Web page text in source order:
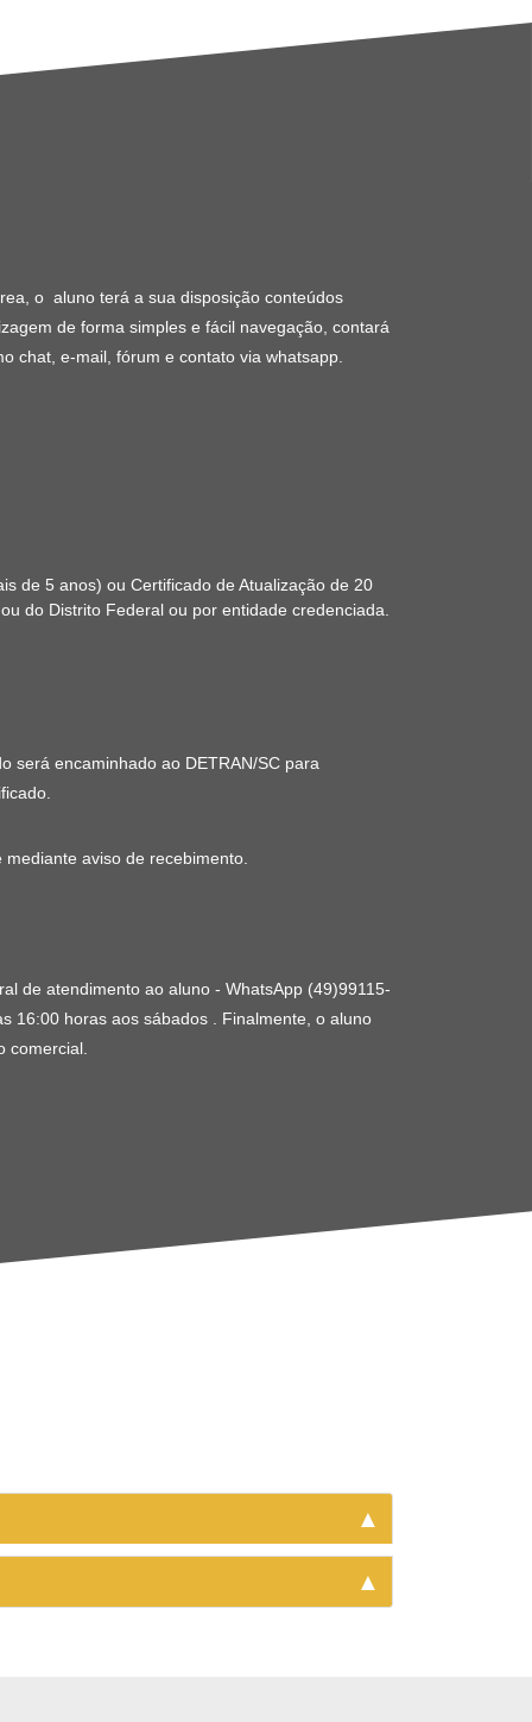
o aluno terá a sua disposição conteúdos
de forma simples e fácil navegação, contará
chat, e-mail, fórum e contato via whatsapp.
de 5 anos) ou Certificado de Atualização de 20
do Distrito Federal ou por entidade credenciada.
será encaminhado ao DETRAN/SC para
aviso de recebimento.
de atendimento ao aluno - WhatsApp (49)99115-
16:00 horas aos sábados . Finalmente, o aluno
comercial.